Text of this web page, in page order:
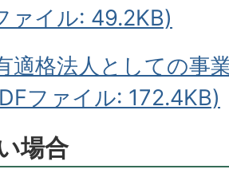
ァイル: 49.2KB)
適格法人としての事
ファイル: 172.4KB)
場合